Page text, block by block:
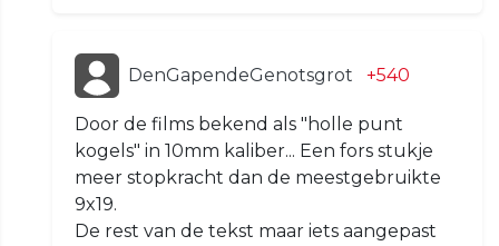
DenGapendeGenotsgrot +540
Door de films bekend als "holle punt
kogels" in 10mm kaliber... Een fors stukje
meer stopkracht dan de meestgebruikte
9x19.
De rest van de tekst maar iets aangepast